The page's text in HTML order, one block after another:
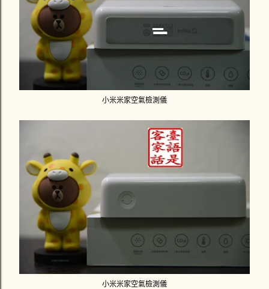
小米米家空氣檢測儀
小米米家空氣檢測儀